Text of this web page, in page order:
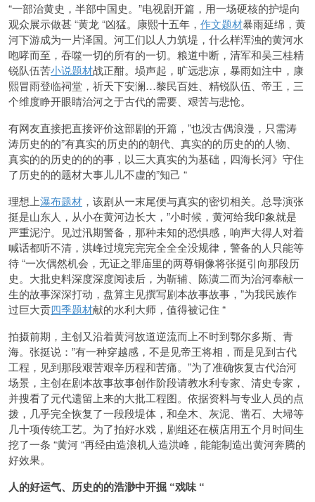
“一部治黄史，半部中国史。”电视剧开篇，用一场硬核的护堤向
观众展示做甚 “黄龙 “凶猛。康熙十五年， 作文题材暴雨延绵，黄
河下游成为一片泽国。河工们以人力筑堤，什么样浑浊的黄河水
咆哮而至，吞噬一切的所有的一切。粮道中断，清军和吴三桂精
锐队伍苦小说题材战正酣。埙声起，旷远悲凉，暴雨如注中，康
熙冒雨登临祠堂，祈天下安澜…黎民百姓、精锐队伍、帝王，三
个维度睁开眼睛治河之于古代的需要、艰苦与悲怆。
有网友直接把直接评价这部剧的开篇，”也没古偶浪漫，只需涛
涛历史的的”有真实的历史的的朝代、真实的的历史的的人物、
真实的的历史的的的事，以三大真实的为基础，四海长河》守住
了历史的的题材大事儿儿不虚的”知己 “
理想上瀑布题材 ，该剧从一末尾便与真实的密切相关。总导演张
挺是山东人，从小在黄河边长大，”小时候，黄河给我印象就是
严重泥泞。见过汛期警备，那种未知的恐惧感，响声大得人对着
喊话都听不清，洪峰过境完完完全全全没规律，警备的人只能等
待 “一次偶然机会，无证之罪庙里的两尊铜像将张挺引向那段历
史。大批史料深度深度阅读后，为靳辅、陈潢二而为治河奉献一
生的故事深深打动，盘算主见撰写剧本故事故事，”为我民族作
过巨大贡四季题材献的水利大师，值得被记住 “
拍摄前期，主创又沿着黄河故道逆流而上不时到鄂尔多斯、青
海。张挺说：”有一种穿越感，不是见帝王将相，而是见到古代
工程，见到那段艰苦艰辛历程和苦痛。”为了准确恢复古代治河
场景，主创在剧本故事故事创作阶段请教水利专家、清史专家，
并搜看了元代遗留上来的大批工程图。依据资料与专业人员的点
拨，几乎完全恢复了一段段堤体，和垒木、灰泥、凿石、大埽等
几十项传统工艺。为了拍好水戏，剧组还在横店用五个月时间生
挖了一条 “黄河 “再经由造浪机人造洪峰，能能制造出黄河奔腾的
好效果。
人的好运气、历史的的浩渺中开掘 “戏味 “